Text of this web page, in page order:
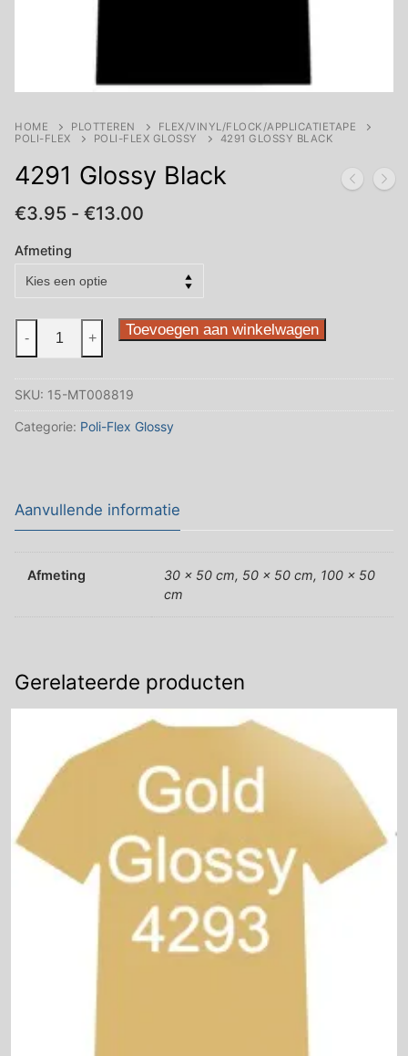
HOME PLOTTEREN
FLEX/VINYL/FLOCK/APPLICATIETAPE
POLI-FLEX
POLI-FLEX GLOSSY 4291 GLOSSY BLACK
4291 Glossy Black
€3.95 - €13.00
Afmeting
Glossy
aantal
- + Toevoegen aan winkelwagen
SKU: 15-MT008819
Categorie: Poli-Flex Glossy
Aanvullende informatie
Afmeting
30 x 50 cm, 50 x 50 cm, 100 x 50
cm
Gerelateerde producten